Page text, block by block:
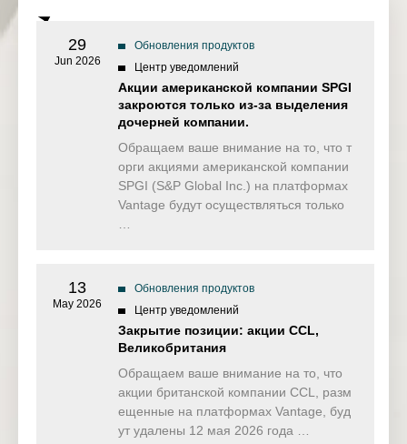
29
Jun 2026
Обновления продуктов
Центр уведомлений
Акции американской компании SPGI
закроются только из-за выделения
дочерней компании.
Обращаем ваше внимание на то, что т
орги акциями американской компании
SPGI (S&P Global Inc.) на платформах
Vantage будут осуществляться только
13
May 2026
Обновления продуктов
Центр уведомлений
Закрытие позиции: акции CCL,
Великобритания
Обращаем ваше внимание на то, что
акции британской компании CCL, разм
ещенные на платформах Vantage, буд
ут удалены 12 мая 2026 года …